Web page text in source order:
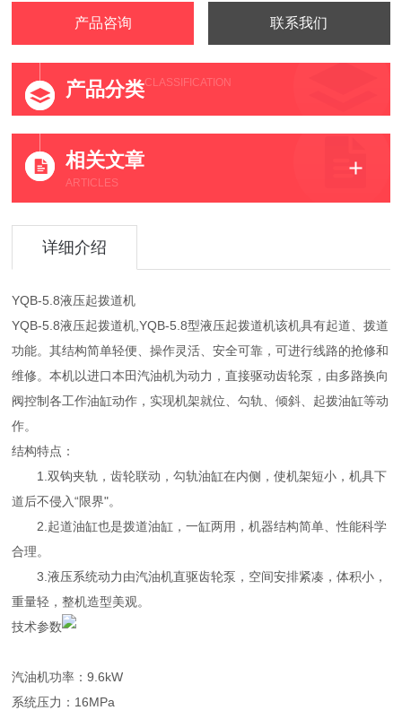
产品咨询 联系我们
产品分类CLASSIFICATION
相关文章
ARTICLES
详细介绍
YQB-5.8液压起拨道机
YQB-5.8液压起拨道机,YQB-5.8型液压起拨道机该机具有起道、拨道
功能。其结构简单轻便、操作灵活、安全可靠，可进行线路的抢修和
维修。本机以进口本田汽油机为动力，直接驱动齿轮泵，由多路换向
阀控制各工作油缸动作，实现机架就位、勾轨、倾斜、起拨油缸等动
作。
结构特点：
1.双钩夹轨，齿轮联动，勾轨油缸在内侧，使机架短小，机具下
道后不侵入“限界"。
2.起道油缸也是拨道油缸，一缸两用，机器结构简单、性能科学
合理。
3.液压系统动力由汽油机直驱齿轮泵，空间安排紧凑，体积小，
重量轻，整机造型美观。
技术参数
汽油机功率：9.6kW
系统压力：16MPa